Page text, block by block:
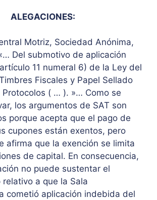
ALEGACIONES:
Motriz, Sociedad Anónima,
Del submotivo de aplicación
11 numeral 6) de la Ley del
Fiscales y Papel Sellado
Protocolos ( … ). »… Como se
los argumentos de SAT son
porque acepta que el pago de
cupones están exentos, pero
afirma que la exención se limita
de capital. En consecuencia,
no puede sustentar el
a que la Sala
cometió aplicación indebida del